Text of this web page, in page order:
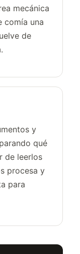
mecánica
comía una
de
y
qué
de leerlos
procesa y
para